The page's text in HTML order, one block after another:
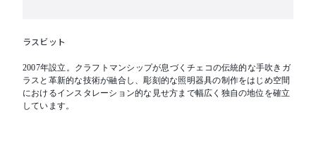
ラスビット
2007年設立。クラフトマンシップが息づくチェコの伝統的な手吹きガ
ラスと革新的な技術が融合し、彫刻的な照明器具の制作をはじめ空間
におけるインスタレーション的な見せ方まで幅広く独自の地位を確立
しています。